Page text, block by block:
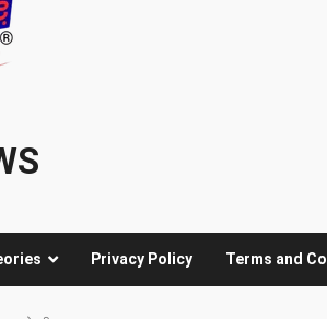
Privacy Policy Terms and